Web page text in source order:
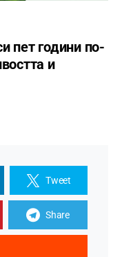
пет години по-
и
Tweet
Share